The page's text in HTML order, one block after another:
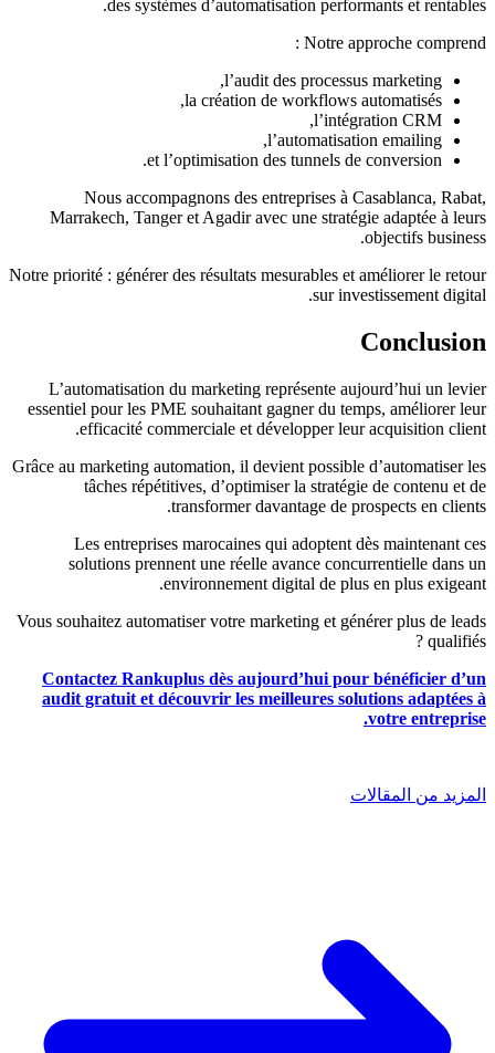
des systèmes d’automatisation performants et rentables.
Notre approche comprend :
l’audit des processus marketing,
la création de workflows automatisés,
l’intégration CRM,
l’automatisation emailing,
et l’optimisation des tunnels de conversion.
Nous accompagnons des entreprises à Casablanca, Rabat,
Marrakech, Tanger et Agadir avec une stratégie adaptée à leurs
objectifs business.
Notre priorité : générer des résultats mesurables et améliorer le retour
sur investissement digital.
Conclusion
L’automatisation du marketing représente aujourd’hui un levier
essentiel pour les PME souhaitant gagner du temps, améliorer leur
efficacité commerciale et développer leur acquisition client.
Grâce au marketing automation, il devient possible d’automatiser les
tâches répétitives, d’optimiser la stratégie de contenu et de
transformer davantage de prospects en clients.
Les entreprises marocaines qui adoptent dès maintenant ces
solutions prennent une réelle avance concurrentielle dans un
environnement digital de plus en plus exigeant.
Vous souhaitez automatiser votre marketing et générer plus de leads
qualifiés ?
Contactez Rankuplus dès aujourd’hui pour bénéficier d’un
audit gratuit et découvrir les meilleures solutions adaptées à
votre entreprise.
المزيد من المقالات